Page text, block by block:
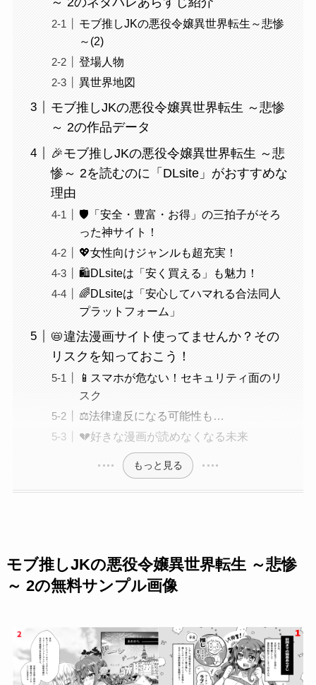
モブ推しJKの悪役令嬢異世界転生～悲惨
～(2)
登場人物
異世界地図
モブ推しJKの悪役令嬢異世界転生 ～悲惨
～ 2の作品データ
🎉モブ推しJKの悪役令嬢異世界転生 ～悲
惨～ 2を読むのに「DLsite」がおすすめな
理由
🛡️「安全・豊富・お得」の三拍子がそろ
った神サイト！
💖女性向けジャンルも超充実！
🛍️DLsiteは「安く買える」も魅力！
🌈DLsiteは「安心してハマれる合法同人
プラットフォーム」
📛違法漫画サイト使ってませんか？その
リスクを知っておこう！
📱スマホが危ない！セキュリティ面のリ
スク
⚖️法律違反になる可能性も…
💔好きな漫画が読めなくなる未来
もっと見る
モブ推しJKの悪役令嬢異世界転生 ～悲惨
～ 2の無料サンプル画像